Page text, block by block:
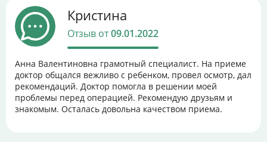
Кристина
Отзыв от09.01.2022
Анна Валентиновна грамотный специалист. На приеме
доктор общался вежливо с ребенком, провел осмотр, дал
рекомендаций. Доктор помогла в решении моей
проблемы перед операцией. Рекомендую друзьям и
знакомым. Осталась довольна качеством приема.